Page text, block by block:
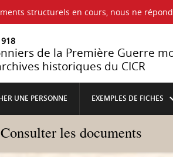
structurels en cours, nous ne
de la Première Guerre
historiques du CICR
UNE PERSONNE EXEMPLES DE FICHES
Consulter les documents